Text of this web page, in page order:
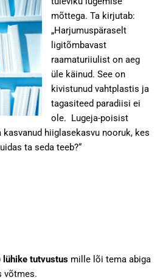
mõttega. Ta kirjutab:
„Harjumuspäraselt
ligitõmbavast
raamaturiiulist on aeg
üle käinud. See on
kivistunud vahtplastis ja
tagasiteed paradiisi ei
ole. Lugeja-poisist
hiiglasekasvu nooruk, kes
ta seda teeb?“
lühike tutvustus mille lõi tema abiga
võtmes.